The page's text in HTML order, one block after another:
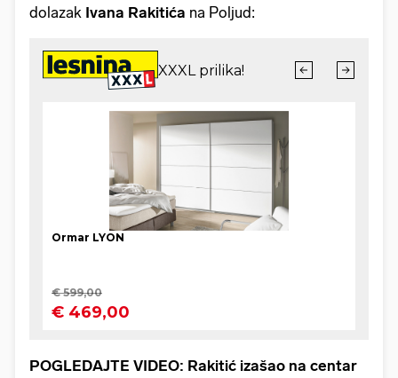
dolazak Ivana Rakitića na Poljud:
POGLEDAJTE VIDEO: Rakitić izašao na centar